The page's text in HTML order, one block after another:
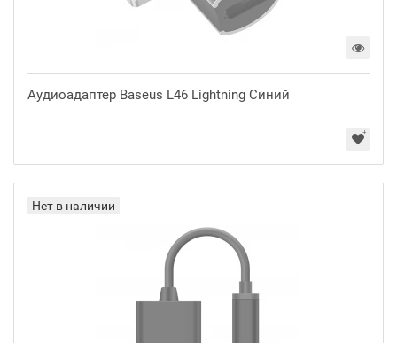
Аудиоадаптер Baseus L46 Lightning Синий
Нет в наличии